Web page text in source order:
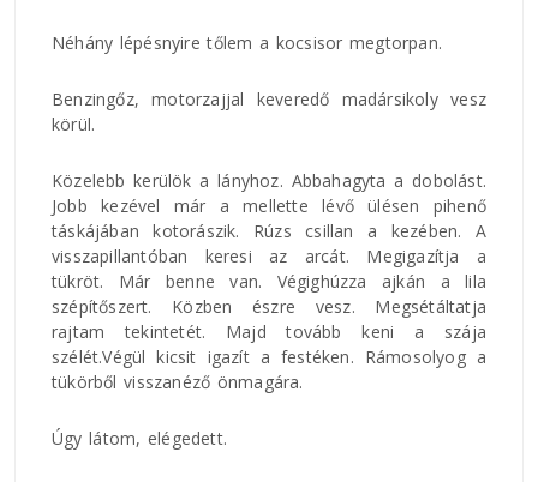
Néhány lépésnyire tőlem a kocsisor megtorpan.
Benzingőz, motorzajjal keveredő madársikoly vesz
körül.
Közelebb kerülök a lányhoz. Abbahagyta a dobolást.
Jobb kezével már a mellette lévő ülésen pihenő
táskájában kotorászik. Rúzs csillan a kezében. A
visszapillantóban keresi az arcát. Megigazítja a
tükröt. Már benne van. Végighúzza ajkán a lila
szépítőszert. Közben észre vesz. Megsétáltatja
rajtam tekintetét. Majd tovább keni a szája
szélét.Végül kicsit igazít a festéken. Rámosolyog a
tükörből visszanéző önmagára.
Úgy látom, elégedett.